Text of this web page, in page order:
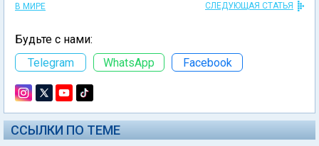
В МИРЕ СЛЕДУЮЩАЯ СТАТЬЯ
Будьте с нами:
Telegram
WhatsApp Facebook
ССЫЛКИ ПО ТЕМЕ